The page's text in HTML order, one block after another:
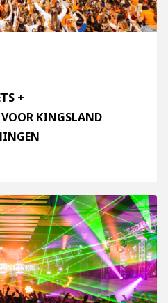
+
KINGSLAND